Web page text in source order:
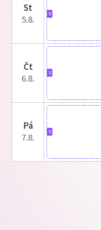
st
5.8.
V
čt
6.8.
V
pá
7.8.
V